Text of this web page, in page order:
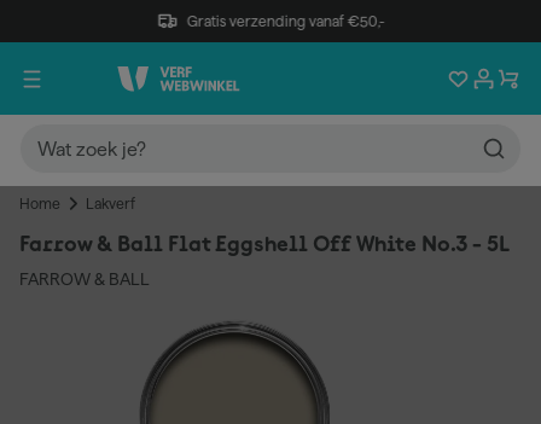
Gratis verzending vanaf €50,-
Home Lakverf
Farrow & Ball Flat Eggshell Off White No.3 - 5L
FARROW & BALL